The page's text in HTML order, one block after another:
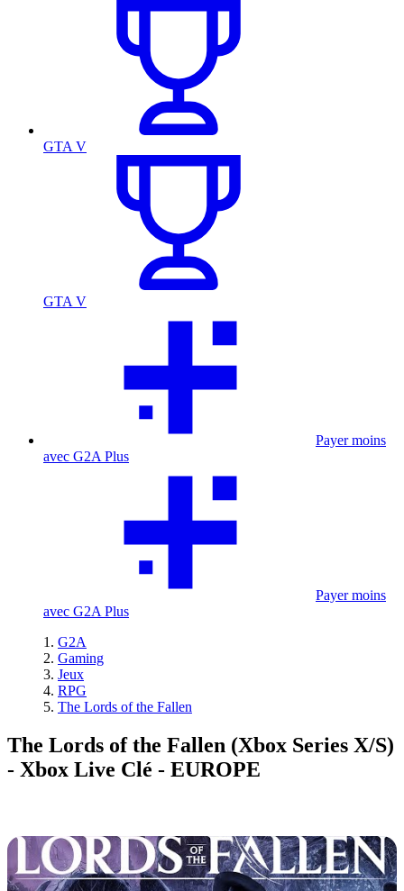
GTA V
GTA V
Payer moins
avec G2A Plus
Payer moins
avec G2A Plus
G2A
Gaming
Jeux
RPG
The Lords of the Fallen
The Lords of the Fallen (Xbox Series X/S)
- Xbox Live Clé - EUROPE